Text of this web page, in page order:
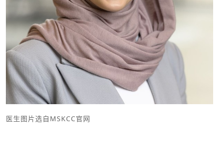
医生图片选自MSKCC官网